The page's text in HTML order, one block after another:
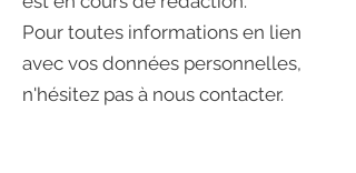
Pour toutes informations en lien
avec vos données personnelles,
n'hésitez pas à nous contacter.